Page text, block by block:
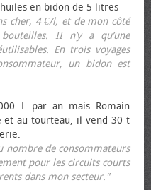
en bidon de 5 litres
cher, 4 €/l, et de mon côté
II n’y a qu’une
En trois voyages
un bidon est
L par an mais Romain
et au tourteau, il vend 30 t
nombre de consommateurs
pour les circuits courts
dans mon secteur."